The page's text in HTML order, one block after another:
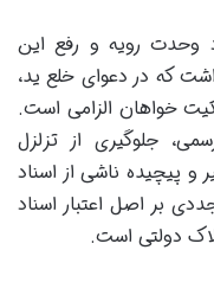
ایجاد وحدت رویه و رفع این
که در دعوای خلع ید،
خواهان الزامی است.
جلوگیری از تزلزل
پیچیده ناشی از اسناد
بر اصل اعتبار اسناد
دولتی است.